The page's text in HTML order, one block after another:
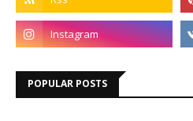
POPULAR POSTS